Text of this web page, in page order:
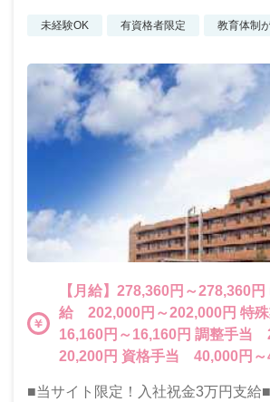
未経験OK 有資格者限定 教育体制
【月給】278,360円～278,360円 ■給与内訳 基本
給 202,000円～202,000円 特
16,160円～16,160円 調整手当
20,200円 資格手当 40,000円～
■当サイト限定！入社祝金3万円支